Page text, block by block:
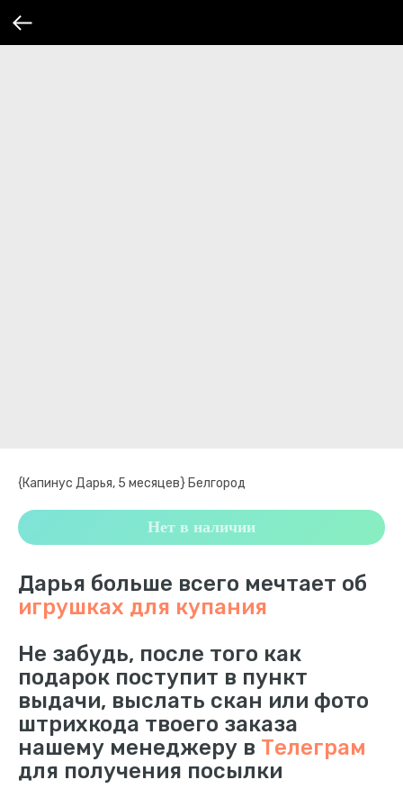
{Капинус Дарья, 5 месяцев} Белгород
Нет в наличии
Дарья больше всего мечтает об
игрушках для купания
Не забудь, после того как
подарок поступит в пункт
выдачи, выслать скан или фото
штрихкода твоего заказа
нашему менеджеру в Телеграм
для получения посылки